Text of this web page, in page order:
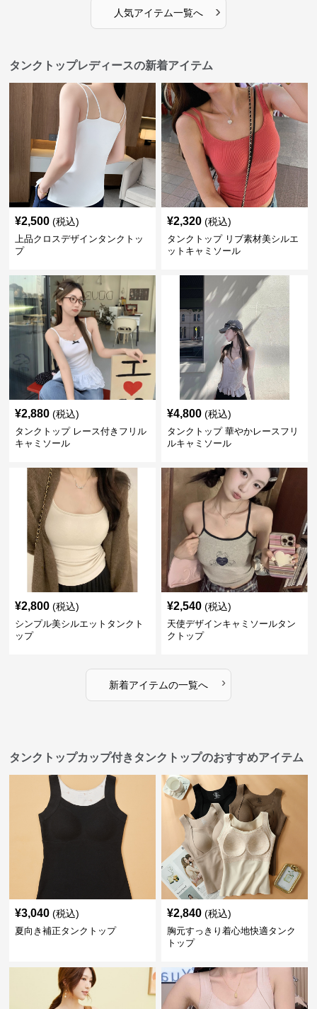
人気アイテム一覧へ ›
タンクトップレディースの新着アイテム
¥2,500 (税込)
上品クロスデザインタンクトッ
プ
¥2,320 (税込)
タンクトップ リブ素材美シルエ
ットキャミソール
¥2,880 (税込)
タンクトップ レース付きフリル
キャミソール
¥4,800 (税込)
タンクトップ 華やかレースフリ
ルキャミソール
¥2,800 (税込)
シンプル美シルエットタンクト
ップ
¥2,540 (税込)
天使デザインキャミソールタン
クトップ
新着アイテムの一覧へ ›
タンクトップカップ付きタンクトップのおすすめアイテム
¥3,040 (税込)
夏向き補正タンクトップ
¥2,840 (税込)
胸元すっきり着心地快適タンク
トップ